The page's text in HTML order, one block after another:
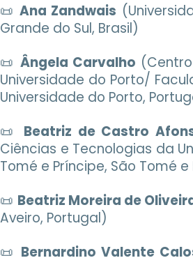
📜Ana Zandwais
Grande do Sul, Brasil)
📜 Ângela Carvalho
Universidade do Porto/
Universidade do Porto,
📜 Beatriz de Castro
Ciências e Tecnologias da
Tomé e Príncipe, São Tomé
📜 Beatriz Moreira de
Aveiro, Portugal)
📜 Bernardino Valente